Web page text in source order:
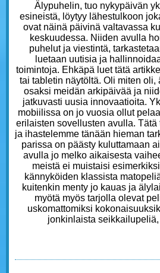
Älypuhelin, tuo nykypäivän
esineistä, löytyy lähestulkoon
ovat näinä päivinä valtavassa
keskuudessa. Niiden avulla
puhelut ja viestintä,
luetaan uutisia ja
toimintoja. Ehkäpä luet tätä
tai tabletin näytöltä. Oli miten oli,
osaksi meidän arkipäivää ja
jatkuvasti uusia innovaatioita.
mobiilissa on jo vuosia ollut
erilaisten sovellusten avulla.
ja ihastelemme tänään hieman
parissa on päästy kuluttamaan
avulla jo melko aikaisesta
meistä ei muistaisi
kännyköiden klassista
kuitenkin menty jo kauas ja
myötä myös tarjolla olevat
uskomattomiksi
jonkinlaista seikkailupeliä,